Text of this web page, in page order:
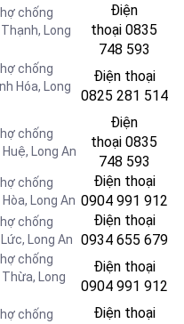
chống
, Long
Điện
thoại 0835
748 593
chống
Hóa, Long
Điện thoại
0825 281 514
chống
, Long An
Điện
thoại 0835
748 593
chống
, Long An
Điện thoại
0904 991 912
chống
, Long An
Điện thoại
0934 655 679
chống
Thừa, Long
Điện thoại
0904 991 912
chống
Điện thoại